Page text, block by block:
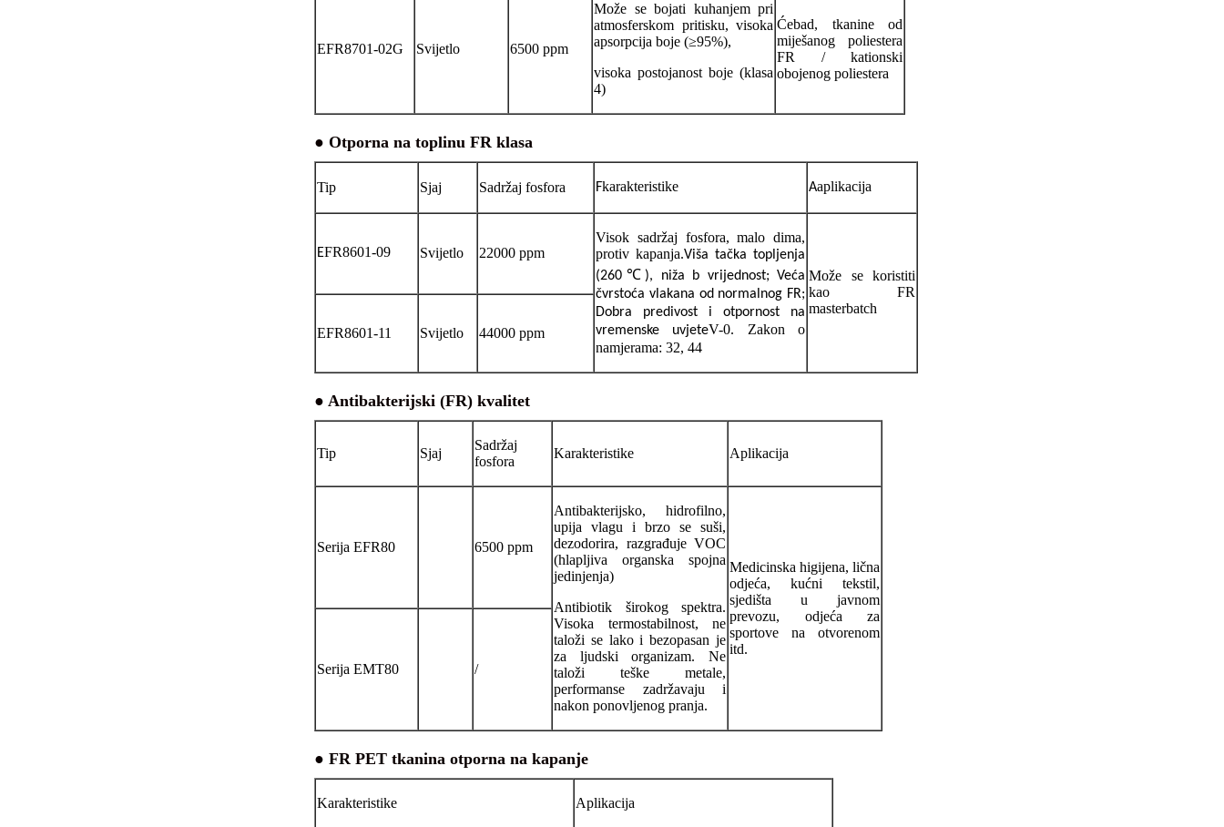
EFR8701-02G Svijetlo 6500 ppm
Može se bojati kuhanjem pri
atmosferskom pritisku, visoka
apsorpcija boje (≥95%),
visoka postojanost boje (klasa
4)
Ćebad, tkanine od
miješanog poliestera
FR / kationski
obojenog poliestera
● Otporna na toplinu FR klasa
Tip Sjaj Sadržaj fosfora Fkarakteristike Aaplikacija
EFR8601-09 Svijetlo 22000 ppm
Visok sadržaj fosfora, malo dima,
protiv kapanja.Viša tačka topljenja
(260 ℃ ), niža b vrijednost; Veća
čvrstoća vlakana od normalnog FR;
Dobra predivost i otpornost na
vremenske uvjeteV-0. Zakon o
namjerama: 32, 44
Može se koristiti
kao FR
masterbatch
EFR8601-11
Svijetlo 44000 ppm
● Antibakterijski (FR) kvalitet
Tip Sjaj
Sadržaj
fosfora
Karakteristike Aplikacija
Serija EFR80 6500 ppm
Antibakterijsko, hidrofilno,
upija vlagu i brzo se suši,
dezodorira, razgrađuje VOC
(hlapljiva organska spojna
jedinjenja)
Antibiotik širokog spektra.
Visoka termostabilnost, ne
taloži se lako i bezopasan je
za ljudski organizam. Ne
taloži teške metale,
performanse zadržavaju i
nakon ponovljenog pranja.
Medicinska higijena, lična
odjeća, kućni tekstil,
sjedišta u javnom
prevozu, odjeća za
sportove na otvorenom
itd.
Serija EMT80
/
● FR PET tkanina otporna na kapanje
Karakteristike Aplikacija